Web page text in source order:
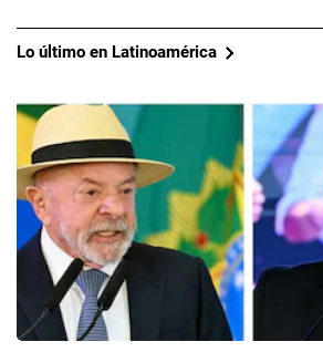
Lo último en Latinoamérica